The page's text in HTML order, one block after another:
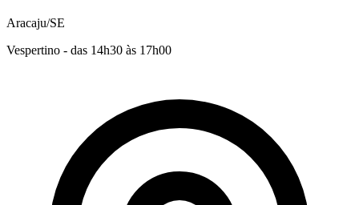
Aracaju/SE
Vespertino - das 14h30 às 17h00